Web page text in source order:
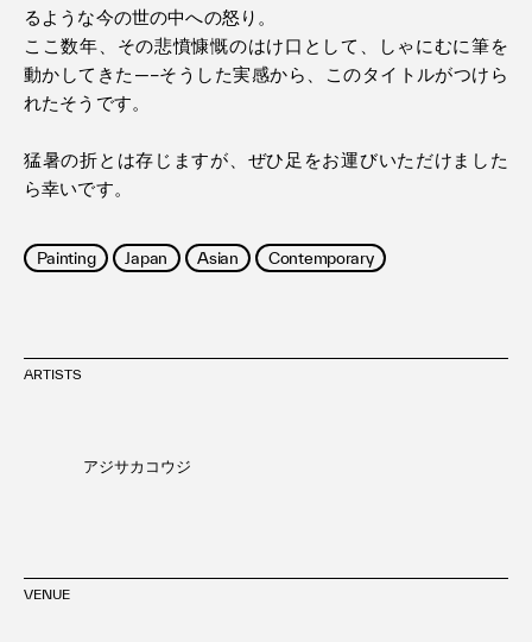
るような今の世の中への怒り。
ここ数年、その悲憤慷慨のはけ口として、しゃにむに筆を
動かしてきた—–そうした実感から、このタイトルがつけら
れたそうです。
猛暑の折とは存じますが、ぜひ足をお運びいただけました
ら幸いです。
Painting Japan Asian Contemporary
ARTISTS
アジサカコウジ
VENUE